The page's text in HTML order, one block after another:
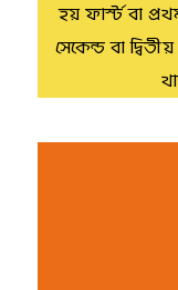
হয় ফার্স্ট বা
সেকেন্ড বা